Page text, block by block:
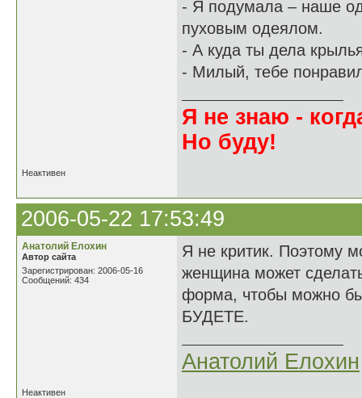
- Я подумала – наше
пуховым одеялом.
- А куда ты дела
- Милый, тебе
Я не знаю -
Но буду!
Неактивен
2006-05-22 17:53:49
Анатолий Елохин
Автор сайта
Зарегистрирован: 2006-05-16
Сообщений: 434
Я не критик. Поэтому
женщина может
форма, чтобы можно
БУДЕТЕ.
Анатолий Елохин
Неактивен